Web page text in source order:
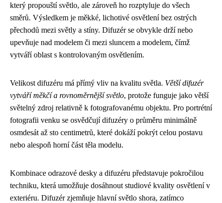
který propouští světlo, ale zároveň ho rozptyluje do všech
směrů. Výsledkem je měkké, lichotivé osvětlení bez ostrých
přechodů mezi světly a stíny. Difuzér se obvykle drží nebo
upevňuje nad modelem či mezi sluncem a modelem, čímž
vytváří oblast s kontrolovaným osvětlením.
Velikost difuzéru má přímý vliv na kvalitu světla. Větší difuzér
vytváří měkčí a rovnoměrnější světlo, protože funguje jako větší
světelný zdroj relativně k fotografovanému objektu. Pro portrétní
fotografii venku se osvědčují difuzéry o průměru minimálně
osmdesát až sto centimetrů, které dokáží pokrýt celou postavu
nebo alespoň horní část těla modelu.
Kombinace odrazové desky a difuzéru představuje pokročilou
techniku, která umožňuje dosáhnout studiové kvality osvětlení v
exteriéru. Difuzér zjemňuje hlavní světlo shora, zatímco